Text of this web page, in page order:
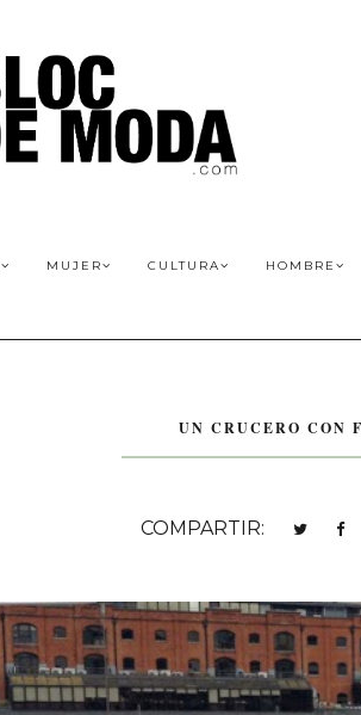
MUJER CULTURA HOMBRE
UN CRUCERO CON
COMPARTIR: